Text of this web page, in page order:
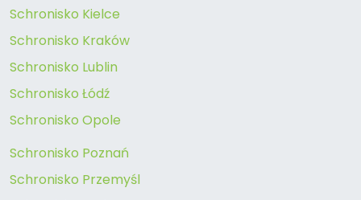
Schronisko Kielce
Schronisko Kraków
Schronisko Lublin
Schronisko Łódź
Schronisko Opole
Schronisko Poznań
Schronisko Przemyśl